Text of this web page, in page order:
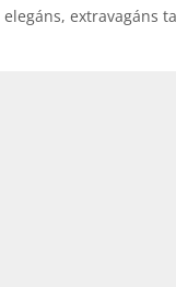
elegáns, extravagáns